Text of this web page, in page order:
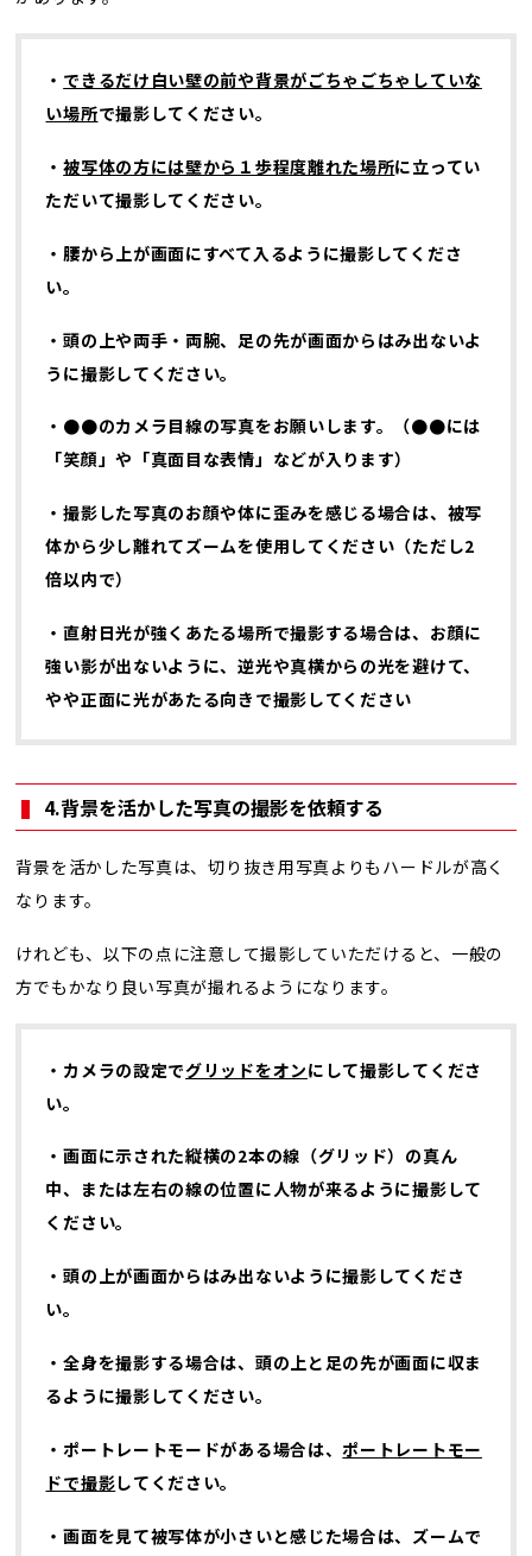
・ できるだけ白い壁の前や背景がごちゃごちゃしていな
い場所で撮影してください。
・被写体の方には壁から１歩程度離れた場所に立ってい
ただいて撮影してください。
・腰から上が画面にすべて入るように撮影してくださ
い。
・頭の上や両手・両腕、足の先が画面からはみ出ないよ
うに撮影してください。
・ ●●のカメラ目線の写真をお願いします。（●●には
「笑顔」や「真面目な表情」などが入ります）
・撮影した写真のお顔や体に歪みを感じる場合は、被写
体から少し離れてズームを使用してください（ただし2
倍以内で）
・直射日光が強くあたる場所で撮影する場合は、お顔に
強い影が出ないように、逆光や真横からの光を避けて、
やや正面に光があたる向きで撮影してください
4.背景を活かした写真の撮影を依頼する
背景を活かした写真は、切り抜き用写真よりもハードルが高く
なります。
けれども、以下の点に注意して撮影していただけると、一般の
方でもかなり良い写真が撮れるようになります。
・カメラの設定でグリッドをオンにして撮影してくださ
い。
・画面に示された縦横の2本の線（グリッド）の真ん
中、または左右の線の位置に人物が来るように撮影して
ください。
・頭の上が画面からはみ出ないように撮影してくださ
い。
・全身を撮影する場合は、頭の上と足の先が画面に収ま
るように撮影してください。
・ポートレートモードがある場合は、ポートレートモー
ドで撮影してください。
・画面を見て被写体が小さいと感じた場合は、ズームで